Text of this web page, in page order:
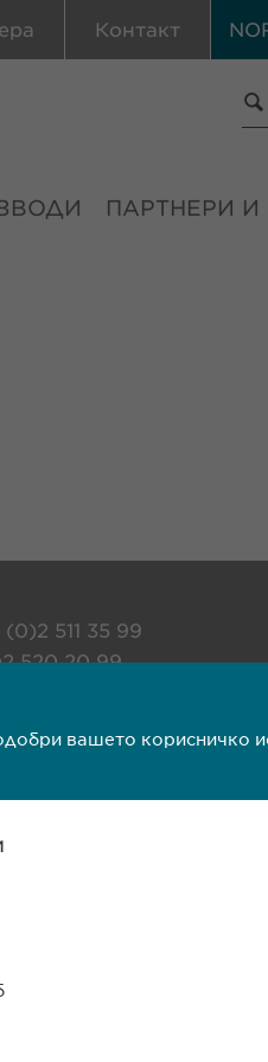
Контакт
ПАРТНЕРИ
511 35 99
520 20 99
вашето корисничко